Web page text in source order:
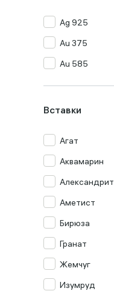
Ag 925
Au 375
Au 585
Вставки
Агат
Аквамарин
Александрит
Аметист
Бирюза
Гранат
Жемчуг
Изумруд